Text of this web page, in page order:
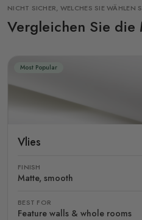
NICHT SICHER, WELCHES SIE WÄHLEN
Vergleichen Sie die
Most Popular
Vlies
FINISH
Matte, smooth
BEST FOR
Feature walls & whole rooms